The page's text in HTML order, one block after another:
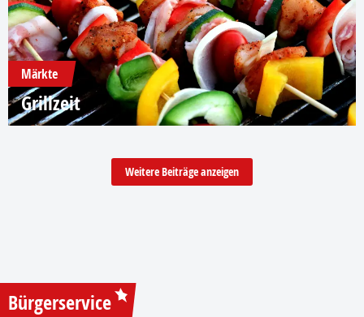
Märkte
Grillzeit
Weitere Beiträge anzeigen
Bürgerservice